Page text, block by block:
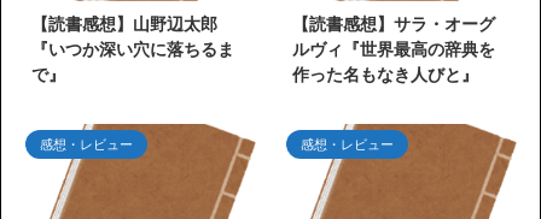
【読書感想】山野辺太郎
『いつか深い穴に落ちるま
で』
【読書感想】サラ・オーグ
ルヴィ『世界最高の辞典を
作った名もなき人びと』
感想・レビュー 感想・レビュー